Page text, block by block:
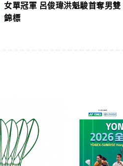
女單冠軍 呂俊瑋洪魁駿首奪男雙
錦標